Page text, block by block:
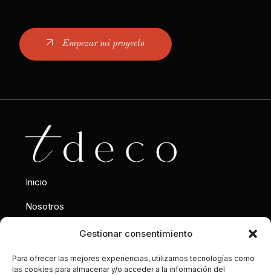
Gestionar consentimiento
Para ofrecer las mejores experiencias, utilizamos tecnologías como
las cookies para almacenar y/o acceder a la información del
Empezar mi proyecto
Inicio
Nosotros
Contacto